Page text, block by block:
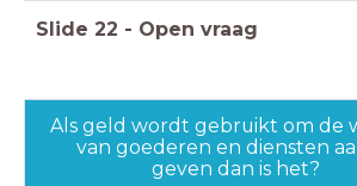
Slide 22 - Open vraag
Als geld wordt gebruikt om de
van goederen en diensten
geven dan is het?